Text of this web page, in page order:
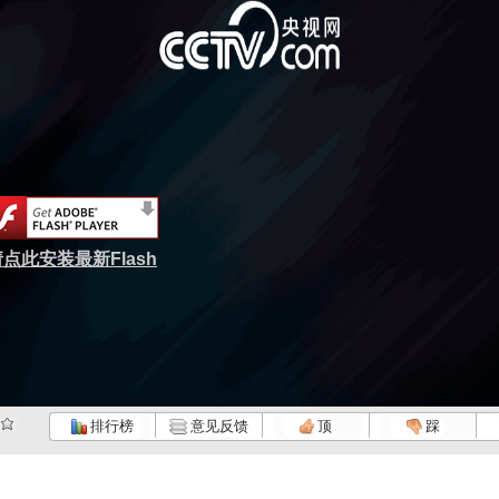
点此安装最新Flash
排行榜 意见反馈 顶 踩